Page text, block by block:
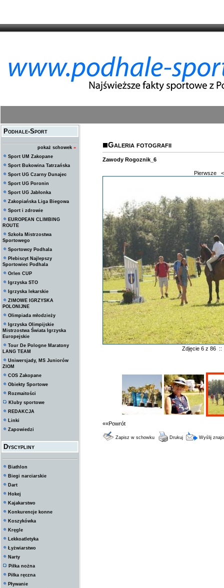
Podhale-Sport
pokaż schowek »
Sport UM Zakopane
Sport Bukowina Tatrzańska
Sport UG Czarny Dunajec
Sport UG Poronin
Sport UG Jabłonka
Zakopiańska Liga Biegowa
Sport i zdrowie
EUROPEAN CLIMBING
ROUTE
Szkoła Mistrzostwa
Sportowego
Sportowcy Podhala
Plebiscyt Najlepszy
Sportowiec Podhala
Orlen CUP
Igrzyska STO
Igrzyska lekarskie
ZIMOWE IGRZYSKA
POLONIJNE
Olimpiada młodzieży
Igrzyska Olimpijskie
Mistrzostwa Świata Igrzyska
Europejskie
Tour De Pologne Maratony
LANG TEAM
Uniwersjady, MS Juniorów
ZIOM
COS Zakopane
Obiekty Sportowe
Rozmaitości
Kluby sportowe
REDAKCJA
Linki
Zapowiedzi
Dyscypliny
Biathlon
Biegi narciarskie
Dart
Hokej
Kajakarstwo
Konkurencje konne
Koszykówka
Kręgle
Lekkoatletyka
Łyżwiarstwo
Narty
Piłka nożna
Piłka ręczna
Pływanie
Galeria fotografii
Zawody Rogoznik_6
Pierwsze
Zdjęcie 6 z 86 ::
««Powrót
Zapisz w schowku Drukuj Wyślij